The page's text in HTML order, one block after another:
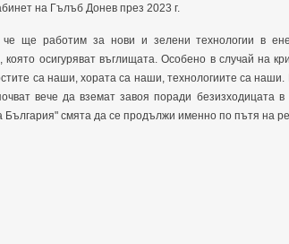
на Гълъб Донев през 2023 г.
ще работим за нови и зелени технологии в
която осигуряват въглищата. Особено в случай на
са наши, хората са наши, технологиите са
вече да вземат завоя поради безизходицата в
България" смята да се продължи именно по пътя на